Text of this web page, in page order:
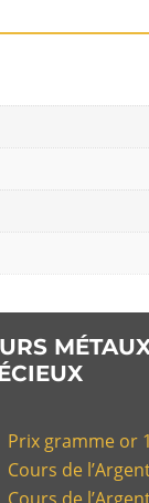
Prix gramme or
Cours de